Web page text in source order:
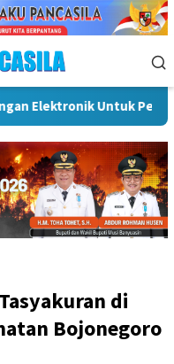
Ratu Dewa
di
Bojonegoro